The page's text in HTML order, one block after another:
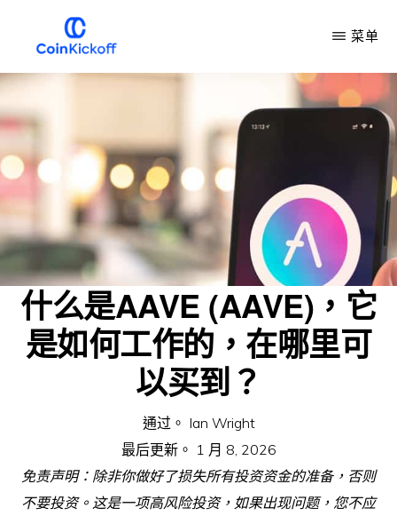
主
内
容
COIN
球
菜单
什么是AAVE (AAVE)，它
是如何工作的，在哪里可
以买到？
通过。 Ian Wright
最后更新。 1 月 8, 2026
免责声明：除非你做好了损失所有投资资金的准备，否则
不要投资。这是一项高风险投资，如果出现问题，您不应